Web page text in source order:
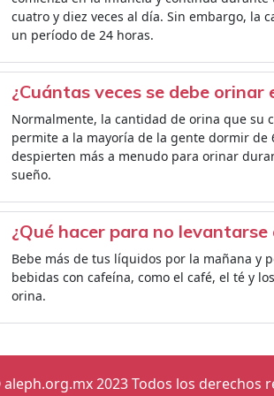
cuatro y diez veces al día. Sin embargo, la
un período de 24 horas.
¿Cuántas veces se debe orinar
Normalmente, la cantidad de orina que su
permite a la mayoría de la gente dormir de
despierten más a menudo para orinar
sueño.
¿Qué hacer para no
Bebe más de tus líquidos por la mañana y
bebidas con cafeína, como el café, el té y
orina.
2023 Todos los derechos